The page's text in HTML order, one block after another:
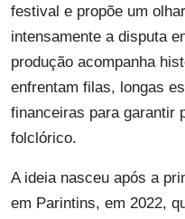
festival e propõe um
intensamente a disputa
produção acompanha
enfrentam filas, longas
financeiras para garantir
folclórico.
A ideia nasceu após a
em Parintins, em 2022,